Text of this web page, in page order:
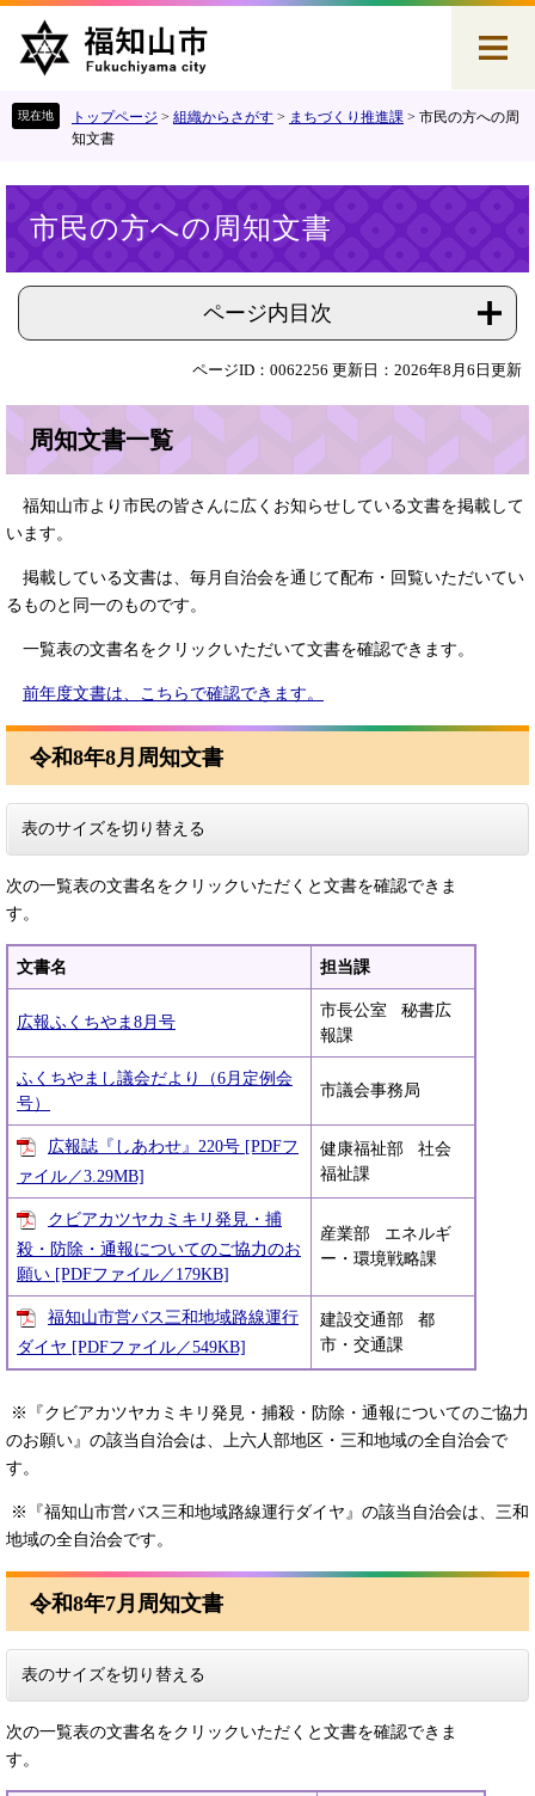
す
し
トップページ > 組織からさがす > まちづくり推進課 > 市民の方への周
知文書
市民の方への周知文書
ページ内目次
ページID：0062256 更新日：2026年8月6日更新
周知文書一覧
福知山市より市民の皆さんに広くお知らせしている文書を掲載して
います。
掲載している文書は、毎月自治会を通じて配布・回覧いただいてい
るものと同一のものです。
一覧表の文書名をクリックいただいて文書を確認できます。
前年度文書は、こちらで確認できます。
令和8年8月周知文書
表のサイズを切り替える
次の一覧表の文書名をクリックいただくと文書を確認できま
す。
文書名 担当課
広報ふくちやま8月号
​市長公室 秘書広
報課
ふくちやまし議会だより（6月定例会
号）
市議会事務局
広報誌『しあわせ』220号 [PDFフ
ァイル／3.29MB]
健康福祉部 社会
福祉課
クビアカツヤカミキリ発見・捕
殺・防除・通報についてのご協力のお
願い [PDFファイル／179KB]
産業部 エネルギ
ー・環境戦略課
福知山市営バス三和地域路線運行
ダイヤ [PDFファイル／549KB]
建設交通部 都
市・交通課
※『クビアカツヤカミキリ発見・捕殺・防除・通報についてのご協力
のお願い』​の該当自治会は、上六人部地区・三和地域の全自治会で
す。
※『福知山市営バス三和地域路線運行ダイヤ』の該当自治会は、三和
地域の全自治会です。
令和8年7月周知文書
表のサイズを切り替える
次の一覧表の文書名をクリックいただくと文書を確認できま
す。